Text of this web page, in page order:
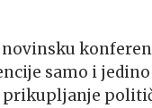
samo i